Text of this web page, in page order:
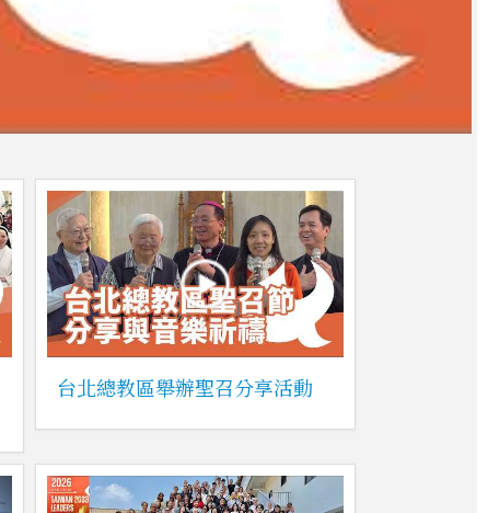
台北總教區舉辦聖召分享活動